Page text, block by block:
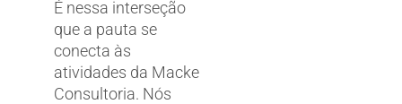
É nessa interseção
que a pauta se
conecta às
atividades da Macke
Consultoria. Nós